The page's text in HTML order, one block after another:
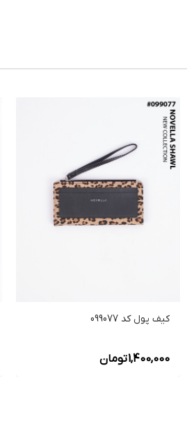
کیف پول کد 099077
1,400,000تومان